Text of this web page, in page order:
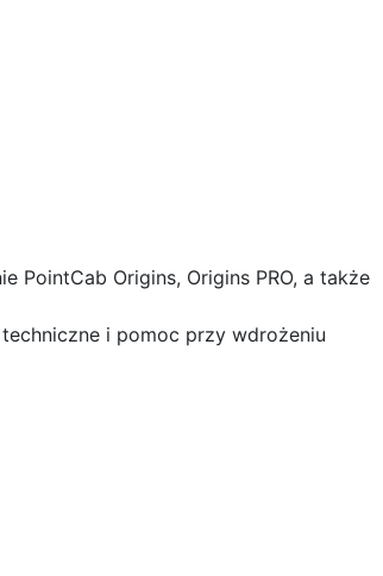
PointCab Origins, Origins PRO, a także
i pomoc przy wdrożeniu